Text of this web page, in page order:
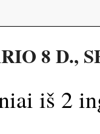
8 D.,
iš 2